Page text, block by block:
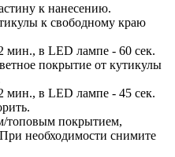
к нанесению.
к свободному краю
в LED лампе - 60 сек.
покрытие от кутикулы
в LED лампе - 45 сек.
топовым покрытием,
необходимости снимите